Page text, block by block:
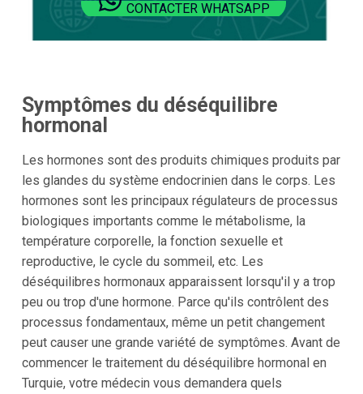
CONTACTER WHATSAPP
Symptômes du déséquilibre
hormonal
Les hormones sont des produits chimiques produits par
les glandes du système endocrinien dans le corps. Les
hormones sont les principaux régulateurs de processus
biologiques importants comme le métabolisme, la
température corporelle, la fonction sexuelle et
reproductive, le cycle du sommeil, etc. Les
déséquilibres hormonaux apparaissent lorsqu'il y a trop
peu ou trop d'une hormone. Parce qu'ils contrôlent des
processus fondamentaux, même un petit changement
peut causer une grande variété de symptômes. Avant de
commencer le traitement du déséquilibre hormonal en
Turquie, votre médecin vous demandera quels